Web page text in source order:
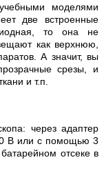
моделями
две встроенные
то она не
как верхнюю,
А значит, вы
срезы, и
и т.п.
через адаптер
В или с помощью 3
отсеке в